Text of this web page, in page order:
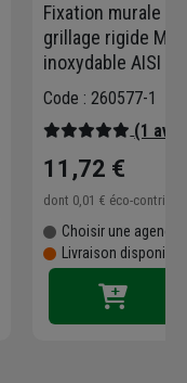
Fixation murale
grillage rigide
inoxydable AISI
10 pièces
Code : 260577-1
(1
11,72 €
dont 0,01 € éco-
Choisir une agence
Livraison